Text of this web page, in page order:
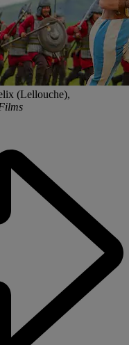
(Lellouche),